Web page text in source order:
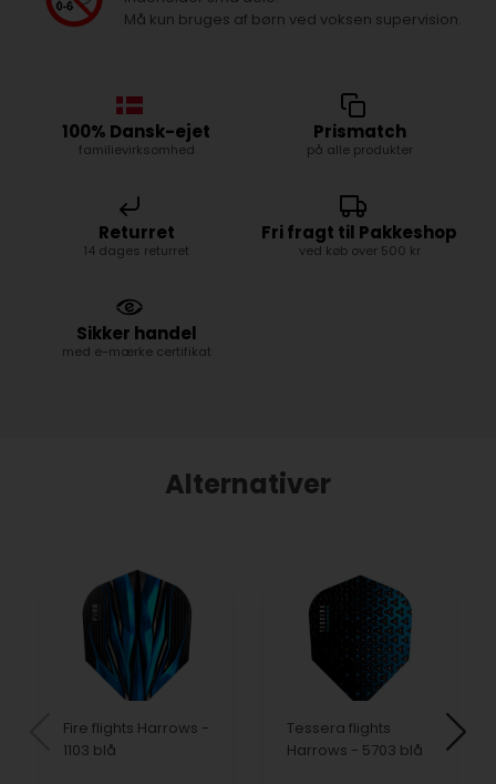
Må kun bruges af børn ved voksen supervision.
100% Dansk-ejet
familievirksomhed
Prismatch
på alle produkter
Returret
14 dages returret
Fri fragt til Pakkeshop
ved køb over 500 kr
Sikker handel
med e-mærke certifikat
Alternativer
Fire flights Harrows -
1103 blå
Tessera flights
Harrows - 5703 blå